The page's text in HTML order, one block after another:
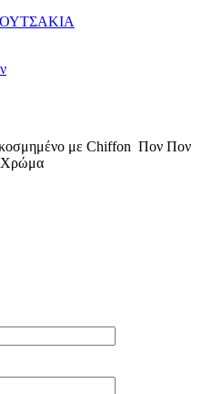
με Chiffon Πον Πον
Χρώμα